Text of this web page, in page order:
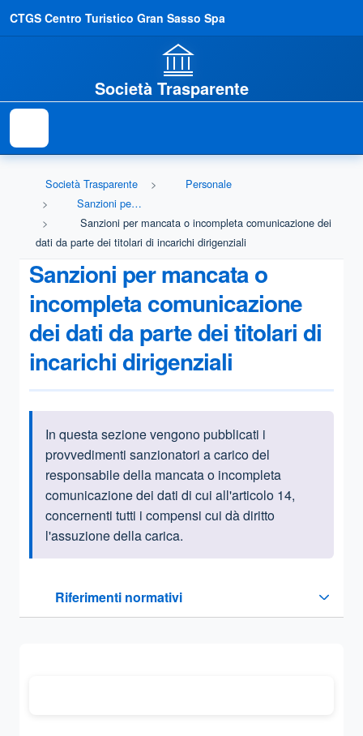
CTGS Centro Turistico Gran Sasso Spa
Società Trasparente
Società Trasparente
Personale
Sanzioni per mancata comunicazione dei dati
Sanzioni per mancata o incompleta comunicazione dei
dati da parte dei titolari di incarichi dirigenziali
Sanzioni per mancata o
incompleta comunicazione
dei dati da parte dei titolari di
incarichi dirigenziali
Informazioni introduttive
In questa sezione vengono pubblicati i
provvedimenti sanzionatori a carico del
responsabile della mancata o incompleta
comunicazione dei dati di cui all'articolo 14,
concernenti tutti i compensi cui dà diritto
l'assuzione della carica.
Riferimenti normativi
Sezione compressa